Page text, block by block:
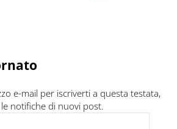
e-mail per iscriverti a questa testata,
notifiche di nuovi post.